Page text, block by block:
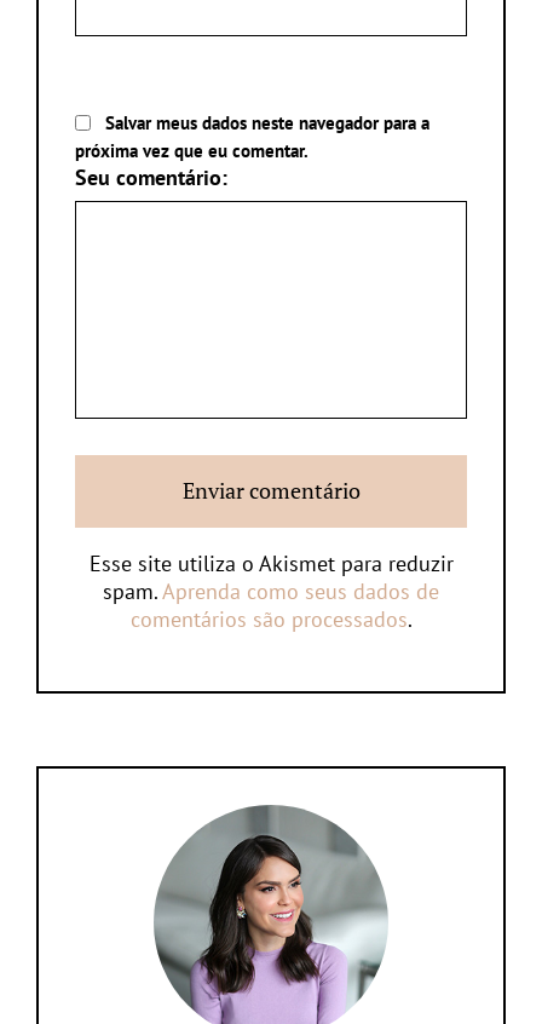
Salvar meus dados neste navegador para a
próxima vez que eu comentar.
Seu comentário:
Esse site utiliza o Akismet para reduzir
spam.Aprenda como seus dados de
comentários são processados.